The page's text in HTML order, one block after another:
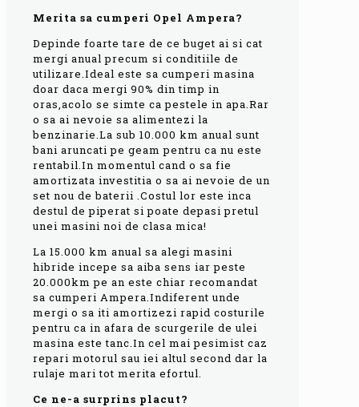
Merita sa cumperi Opel Ampera?
Depinde foarte tare de ce buget ai si cat
mergi anual precum si conditiile de
utilizare.Ideal este sa cumperi masina
doar daca mergi 90% din timp in
oras,acolo se simte ca pestele in apa.Rar
o sa ai nevoie sa alimentezi la
benzinarie.La sub 10.000 km anual sunt
bani aruncati pe geam pentru ca nu este
rentabil.In momentul cand o sa fie
amortizata investitia o sa ai nevoie de un
set nou de baterii .Costul lor este inca
destul de piperat si poate depasi pretul
unei masini noi de clasa mica!
La 15.000 km anual sa alegi masini
hibride incepe sa aiba sens iar peste
20.000km pe an este chiar recomandat
sa cumperi Ampera.Indiferent unde
mergi o sa iti amortizezi rapid costurile
pentru ca in afara de scurgerile de ulei
masina este tanc.In cel mai pesimist caz
repari motorul sau iei altul second dar la
rulaje mari tot merita efortul.
Ce ne-a surprins placut?